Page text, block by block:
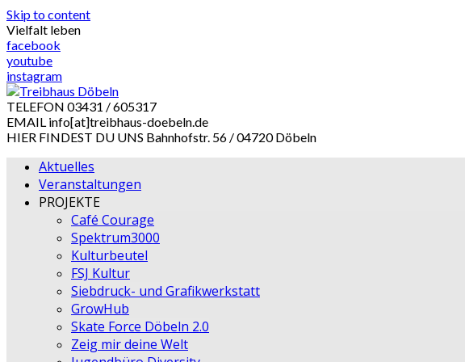
Skip to content
Vielfalt leben
facebook
youtube
instagram
TELEFON 03431 / 605317
EMAIL info[at]treibhaus-doebeln.de
HIER FINDEST DU UNS Bahnhofstr. 56 / 04720 Döbeln
Aktuelles
Veranstaltungen
PROJEKTE
Café Courage
Spektrum3000
Kulturbeutel
FSJ Kultur
Siebdruck- und Grafikwerkstatt
GrowHub
Skate Force Döbeln 2.0
Zeig mir deine Welt